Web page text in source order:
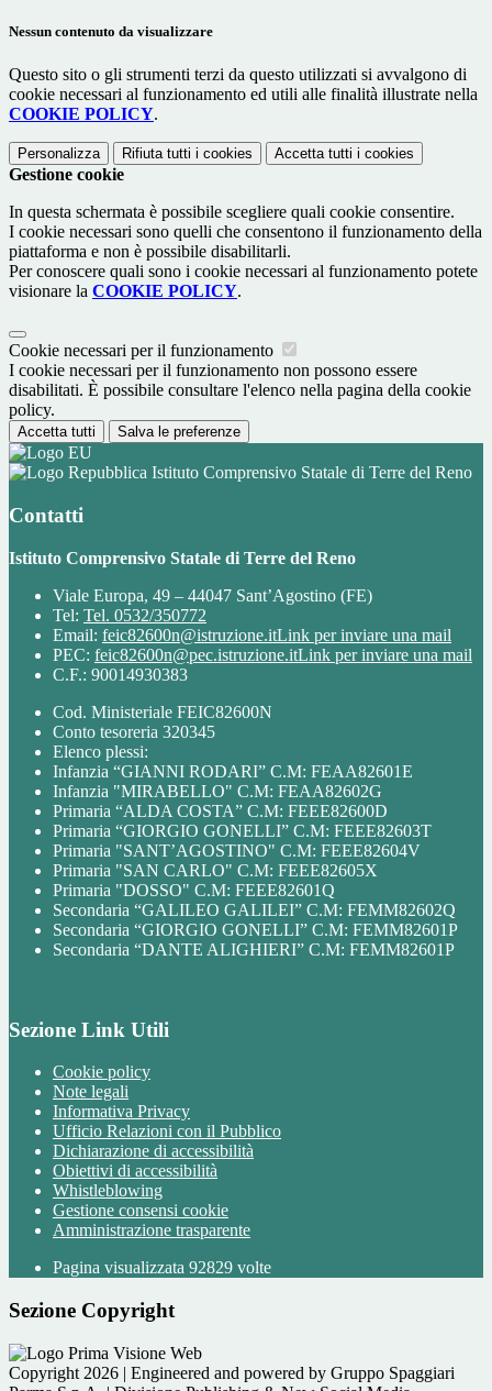
Nessun contenuto da visualizzare
Questo sito o gli strumenti terzi da questo utilizzati si avvalgono di
cookie necessari al funzionamento ed utili alle finalità illustrate nella
COOKIE POLICY.
Personalizza Rifiuta tutti i cookies Accetta tutti i cookies
Gestione cookie
In questa schermata è possibile scegliere quali cookie consentire.
I cookie necessari sono quelli che consentono il funzionamento della
piattaforma e non è possibile disabilitarli.
Per conoscere quali sono i cookie necessari al funzionamento potete
visionare la COOKIE POLICY.
Cookie necessari per il funzionamento
I cookie necessari per il funzionamento non possono essere
disabilitati. È possibile consultare l'elenco nella pagina della cookie
policy.
Accetta tutti Salva le preferenze
Istituto Comprensivo Statale di Terre del Reno
Contatti
Istituto Comprensivo Statale di Terre del Reno
Viale Europa, 49 – 44047 Sant’Agostino (FE)
Tel: Tel. 0532/350772
Email: feic82600n@istruzione.itLink per inviare una mail
PEC: feic82600n@pec.istruzione.itLink per inviare una mail
C.F.: 90014930383
Cod. Ministeriale FEIC82600N
Conto tesoreria 320345
Elenco plessi:
Infanzia “GIANNI RODARI” C.M: FEAA82601E
Infanzia "MIRABELLO" C.M: FEAA82602G
Primaria “ALDA COSTA” C.M: FEEE82600D
Primaria “GIORGIO GONELLI” C.M: FEEE82603T
Primaria "SANT’AGOSTINO" C.M: FEEE82604V
Primaria "SAN CARLO" C.M: FEEE82605X
Primaria "DOSSO" C.M: FEEE82601Q
Secondaria “GALILEO GALILEI” C.M: FEMM82602Q
Secondaria “GIORGIO GONELLI” C.M: FEMM82601P
Secondaria “DANTE ALIGHIERI” C.M: FEMM82601P
Sezione Link Utili
Cookie policy
Note legali
Informativa Privacy
Ufficio Relazioni con il Pubblico
Dichiarazione di accessibilità
Obiettivi di accessibilità
Whistleblowing
Gestione consensi cookie
Amministrazione trasparente
Pagina visualizzata 92829 volte
Sezione Copyright
Copyright 2026 | Engineered and powered by Gruppo Spaggiari